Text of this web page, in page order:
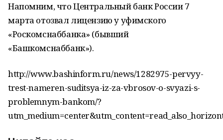
Напомним, что Центральный банк России 7
марта отозвал лицензию у уфимского
«Роскомснаббанка» (бывший
«Башкомснаббанк»).
http://www.bashinform.ru/news/1282975-pervyy-
trest-nameren-suditsya-iz-za-vbrosov-o-svyazi-s-
problemnym-bankom/?